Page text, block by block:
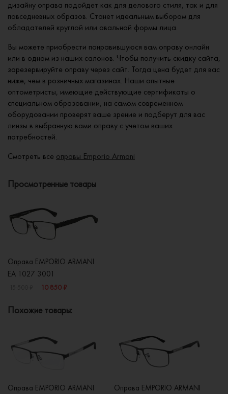
дизайну оправа подойдет как для делового стиля, так и для
повседневных образов. Станет идеальным выбором для
обладателей круглой или овальной формы лица.
Вы можете приобрести понравившуюся вам оправу онлайн
или в одном из наших салонов. Чтобы получить скидку сайта,
зарезервируйте оправу через сайт. Тогда цена будет для вас
ниже, чем в розничных магазинах. Наши опытные
оптометристы, имеющие действующие сертификаты о
специальном образовании, на самом современном
оборудовании проверят ваше зрение и подберут для вас
линзы в выбранную вами оправу с учетом ваших
потребностей.
Смотреть все оправы Emporio Armani
Просмотренные товары
Оправа EMPORIO ARMANI
EA 1027 3001
10 850 ₽
Похожие товары:
Оправа EMPORIO ARMANI
Оправа EMPORIO ARMANI